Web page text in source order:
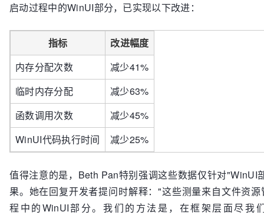
启动过程中的WinUI部分，已实现以下改进：
指标
改进幅度
内存分配次数
减少41%
临时内存分配
减少63%
函数调用次数
减少45%
WinUI代码执行时间
减少25%
值得注意的是，Beth Pan特别强调这些数据仅针对"WinUI
果。她在回复开发者提问时解释："这些测量来自文件资
程中的WinUI部分。我们的方法是，在框架层面尽我